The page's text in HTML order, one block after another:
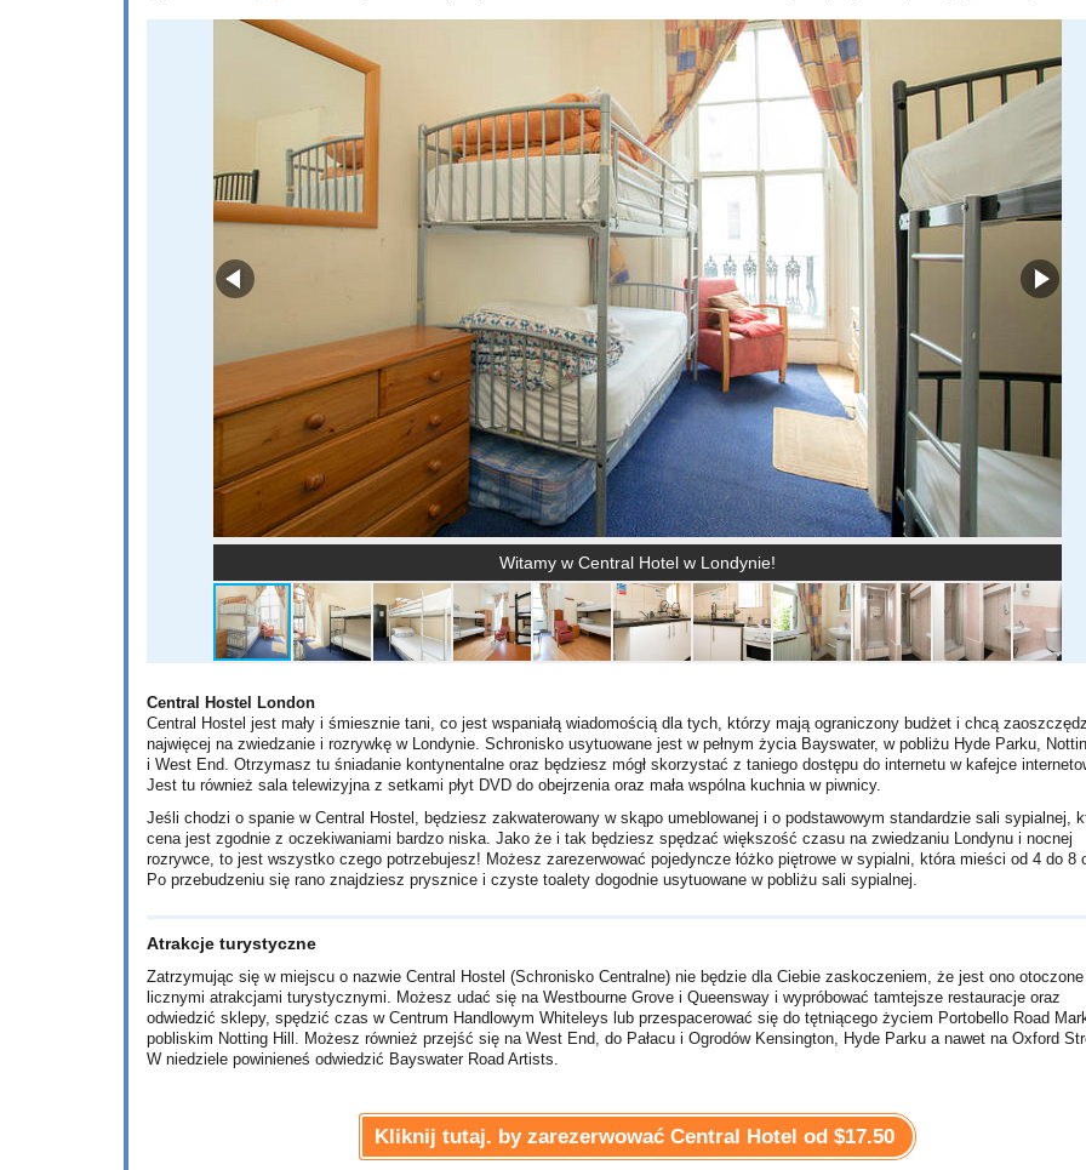
Witamy w Central Hotel w Londynie!
Central Hostel London
Central Hostel jest mały i śmiesznie tani, co jest wspaniałą wiadomością dla tych, którzy mają ograniczony budżet i chcą
najwięcej na zwiedzanie i rozrywkę w Londynie. Schronisko usytuowane jest w pełnym życia Bayswater, w pobliżu Hyde Parku,
i West End. Otrzymasz tu śniadanie kontynentalne oraz będziesz mógł skorzystać z taniego dostępu do internetu w kafejce
Jest tu również sala telewizyjna z setkami płyt DVD do obejrzenia oraz mała wspólna kuchnia w piwnicy.
Jeśli chodzi o spanie w Central Hostel, będziesz zakwaterowany w skąpo umeblowanej i o podstawowym standardzie sali sypialnej,
cena jest zgodnie z oczekiwaniami bardzo niska. Jako że i tak będziesz spędzać większość czasu na zwiedzaniu Londynu i nocnej
rozrywce, to jest wszystko czego potrzebujesz! Możesz zarezerwować pojedyncze łóżko piętrowe w sypialni, która mieści od 4 do 8
Po przebudzeniu się rano znajdziesz prysznice i czyste toalety dogodnie usytuowane w pobliżu sali sypialnej.
Atrakcje turystyczne
Zatrzymując się w miejscu o nazwie Central Hostel (Schronisko Centralne) nie będzie dla Ciebie zaskoczeniem, że jest ono otoczone
licznymi atrakcjami turystycznymi. Możesz udać się na Westbourne Grove i Queensway i wypróbować tamtejsze restauracje oraz
odwiedzić sklepy, spędzić czas w Centrum Handlowym Whiteleys lub przespacerować się do tętniącego życiem Portobello Road
pobliskim Notting Hill. Możesz również przejść się na West End, do Pałacu i Ogrodów Kensington, Hyde Parku a nawet na Oxford
W niedziele powinieneś odwiedzić Bayswater Road Artists.
Kliknij tutaj. by zarezerwować Central Hotel od $17.50